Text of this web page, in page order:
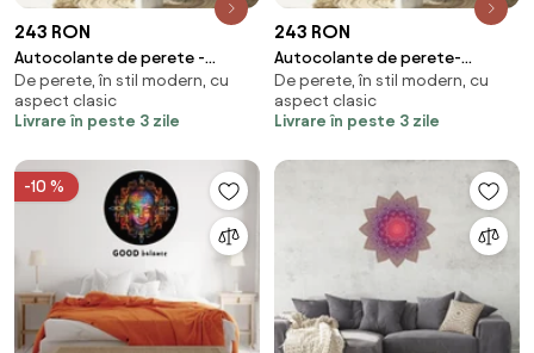
243 RON
Autocolante de perete -
Mandala verde
De perete, în stil modern, cu
aspect clasic
Livrare în peste 3 zile
243 RON
Autocolante de perete-
Mandala - roșu - albastru
De perete, în stil modern, cu
aspect clasic
Livrare în peste 3 zile
-10 %